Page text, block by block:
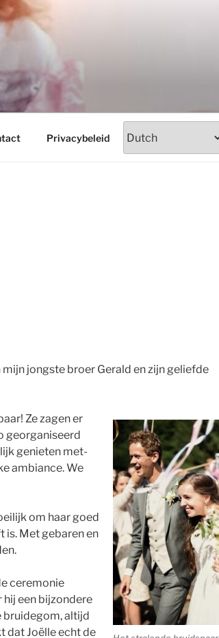
Privacybeleid
jongste broer Gerald en zijn geliefde
Ze zagen er
georganiseerd
genieten met-
ambiance. We
om haar goed
is. Met gebaren en
ceremonie
hij een bijzondere
bruidegom, altijd
dat Joëlle echt de